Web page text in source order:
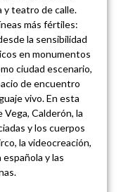
y teatro de calle.
más fértiles:
la sensibilidad
en monumentos
ciudad escenario,
de encuentro
vivo. En esta
Calderón, la
y los cuerpos
la videocreación,
y las